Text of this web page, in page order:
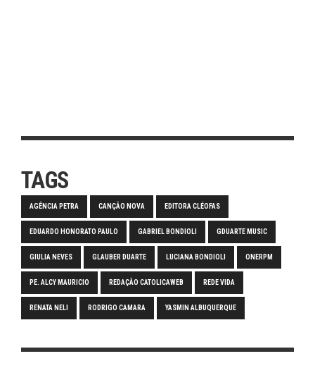
TAGS
AGÊNCIA PETRA CANÇÃO NOVA EDITORA CLÉOFAS
EDUARDO HONORATO PAULO GABRIEL BONDIOLI GDUARTE MUSIC
GIULIA NEVES GLAUBER DUARTE LUCIANA BONDIOLI ONERPM
PE. ALCY MAURICIO REDAÇÃO CATOLICAWEB REDE VIDA
RENATA NELI RODRIGO CAMARA YASMIN ALBUQUERQUE